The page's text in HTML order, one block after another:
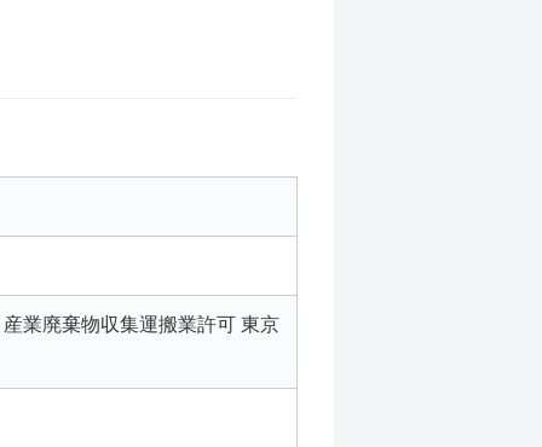
業廃棄物収集運搬業許可 東京